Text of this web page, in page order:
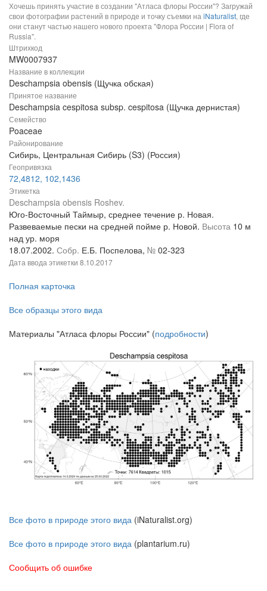
Хочешь принять участие в создании "Атласа флоры России"? Загружай
свои фотографии растений в природе и точку съемки на iNaturalist, где
они станут частью нашего нового проекта "Флора России | Flora of
Russia".
Штрихкод
MW0007937
Название в коллекции
Deschampsia obensis (Щучка обская)
Принятое название
Deschampsia cespitosa subsp. cespitosa (Щучка дернистая)
Семейство
Poaceae
Районирование
Сибирь, Центральная Сибирь (S3) (Россия)
Геопривязка
72,4812, 102,1436
Этикетка
Deschampsia obensis Roshev.
Юго-Восточный Таймыр, среднее течение р. Новая.
Развеваемые пески на средней пойме р. Новой. Высота 10 м
над ур. моря
18.07.2002. Собр. Е.Б. Поспелова, № 02-323
Дата ввода этикетки 8.10.2017
Полная карточка
Все образцы этого вида
Материалы "Атласа флоры России" (подробности)
Все фото в природе этого вида (iNaturalist.org)
Все фото в природе этого вида (plantarium.ru)
Сообщить об ошибке